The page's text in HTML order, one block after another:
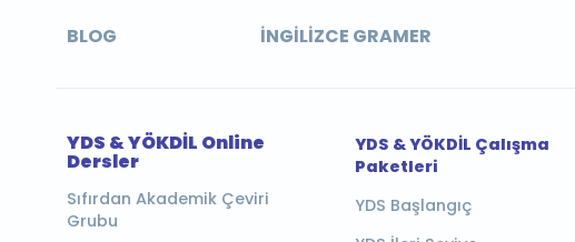
BLOG İNGILIZCE GRAMER
YDS & YÖKDİL Online
Dersler
Sıfırdan Akademik Çeviri
Grubu
YDS & YÖKDİL Çalışma
Paketleri
YDS Başlangıç